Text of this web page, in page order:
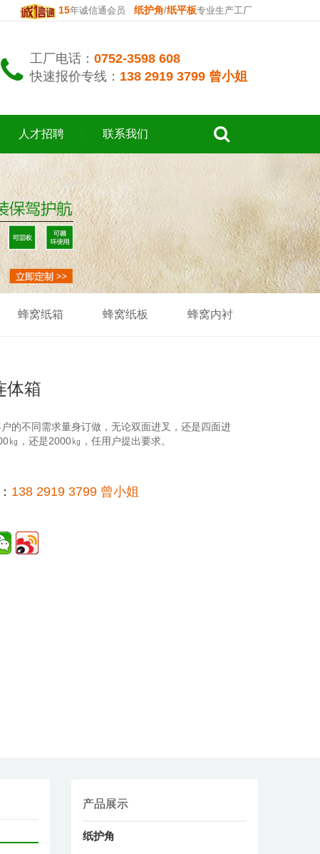
15年诚信通会员 纸护角/纸平板专业生产工厂
工厂电话： 0752-3598 608
快速报价专线： 138 2919 3799 曾小姐
人才招聘 联系我们
蜂窝纸箱 蜂窝纸板 蜂窝内衬
体箱
的不同需求量身订做，无论双面进叉，还是四面进
㎏，还是2000㎏，任用户提出要求。
138 2919 3799 曾小姐
产品展示
纸护角